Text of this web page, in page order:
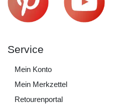
Service
Mein Konto
Mein Merkzettel
Retourenportal